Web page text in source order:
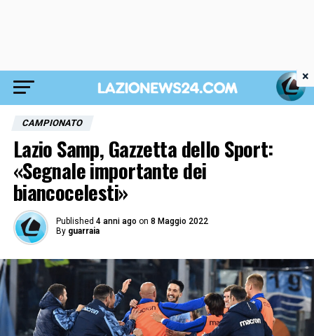
CAMPIONATO
Lazio Samp, Gazzetta dello Sport:
«Segnale importante dei
biancocelesti»
Published 4 anni ago on 8 Maggio 2022
By guarraia
×